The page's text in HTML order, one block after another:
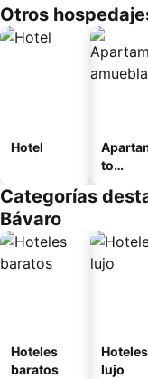
Otros
Hotel
to
o
Categorías
Bávaro
Hoteles
baratos
lujo